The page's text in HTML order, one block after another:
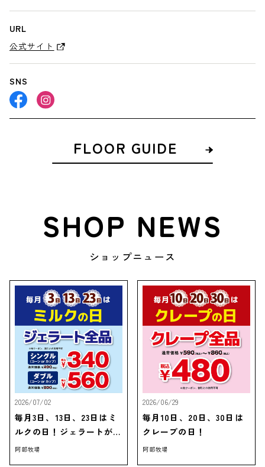
URL
公式サイト
SNS
FLOOR GUIDE
SHOP NEWS
ショップニュース
2026/07/02
毎月3日、13日、23日はミ
ルクの日！ジェラートがお
得！
阿部牧場
2026/06/29
毎月10日、20日、30日は
クレープの日！
阿部牧場